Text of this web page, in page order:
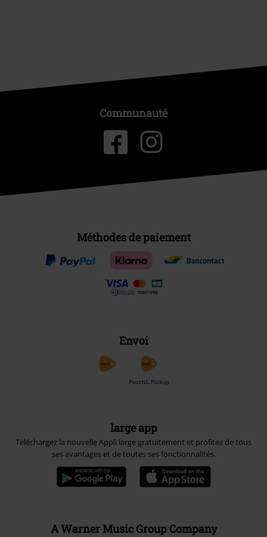
Communauté
Méthodes de paiement
Envoi
PostNL Pickup
large app
Téléchargez la nouvelle Appli large gratuitement et profitez de tous
ses avantages et de toutes ses fonctionnalités.
A Warner Music Group Company